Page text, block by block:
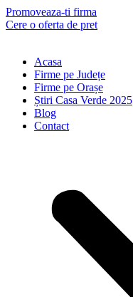
Skip
to
Promoveaza-ti firma
Cere o oferta de pret
Acasa
Firme pe Județe
Firme pe Orașe
Știri Casa Verde 2025
Blog
Contact